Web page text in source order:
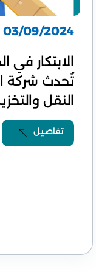
03/09/2024
الابتكار
تُحدث شركة
النقل
تفاصيل